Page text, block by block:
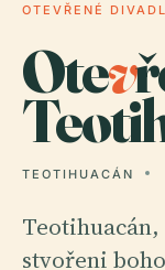
OTEVŘENÉ
Otev
TEOTIHUACÁN
stvořeni